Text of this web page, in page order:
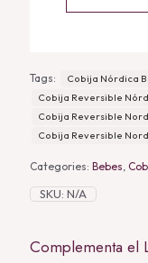
Iris
Tags:
Cobija Nórdica
Cobija Reversible
Cobija Reversible
Cobija Reversible
Categories: Bebes
SKU: N/A
Complementa el